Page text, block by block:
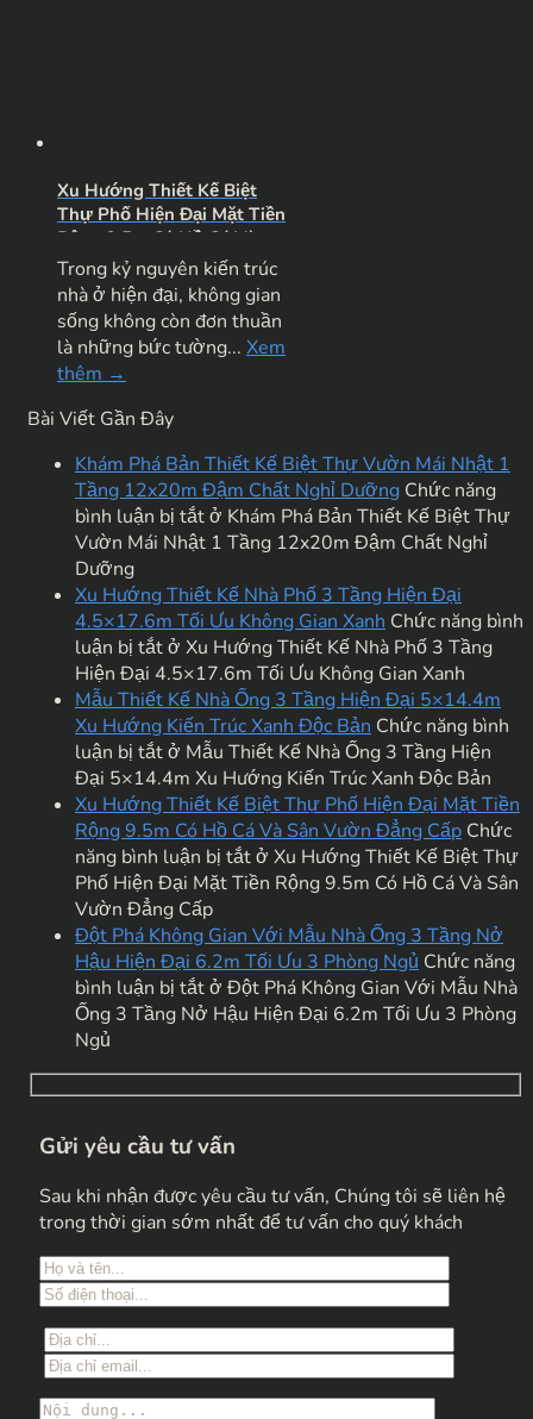
Xu Hướng Thiết Kế Biệt
Thự Phố Hiện Đại Mặt Tiền
Rộng 9.5m Có Hồ Cá Và
Sân Vườn Đẳng Cấp
Trong kỷ nguyên kiến trúc
nhà ở hiện đại, không gian
sống không còn đơn thuần
là những bức tường... Xem
thêm →
Bài Viết Gần Đây
Khám Phá Bản Thiết Kế Biệt Thự Vườn Mái Nhật 1
Tầng 12x20m Đậm Chất Nghỉ Dưỡng Chức năng
bình luận bị tắtở Khám Phá Bản Thiết Kế Biệt Thự
Vườn Mái Nhật 1 Tầng 12x20m Đậm Chất Nghỉ
Dưỡng
Xu Hướng Thiết Kế Nhà Phố 3 Tầng Hiện Đại
4.5×17.6m Tối Ưu Không Gian Xanh Chức năng bình
luận bị tắtở Xu Hướng Thiết Kế Nhà Phố 3 Tầng
Hiện Đại 4.5×17.6m Tối Ưu Không Gian Xanh
Mẫu Thiết Kế Nhà Ống 3 Tầng Hiện Đại 5×14.4m
Xu Hướng Kiến Trúc Xanh Độc Bản Chức năng bình
luận bị tắtở Mẫu Thiết Kế Nhà Ống 3 Tầng Hiện
Đại 5×14.4m Xu Hướng Kiến Trúc Xanh Độc Bản
Xu Hướng Thiết Kế Biệt Thự Phố Hiện Đại Mặt Tiền
Rộng 9.5m Có Hồ Cá Và Sân Vườn Đẳng Cấp Chức
năng bình luận bị tắtở Xu Hướng Thiết Kế Biệt Thự
Phố Hiện Đại Mặt Tiền Rộng 9.5m Có Hồ Cá Và Sân
Vườn Đẳng Cấp
Đột Phá Không Gian Với Mẫu Nhà Ống 3 Tầng Nở
Hậu Hiện Đại 6.2m Tối Ưu 3 Phòng Ngủ Chức năng
bình luận bị tắtở Đột Phá Không Gian Với Mẫu Nhà
Ống 3 Tầng Nở Hậu Hiện Đại 6.2m Tối Ưu 3 Phòng
Ngủ
Gửi yêu cầu tư vấn
Sau khi nhận được yêu cầu tư vấn, Chúng tôi sẽ liên hệ
trong thời gian sớm nhất để tư vấn cho quý khách